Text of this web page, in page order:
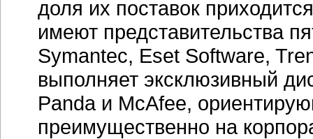
доля их поставок
имеют представительства
Symantec, Eset Software,
выполняет эксклюзивный
Panda и McAfee,
преимущественно на